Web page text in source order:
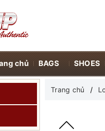
chủ BAGS SHOES
Trang chủ